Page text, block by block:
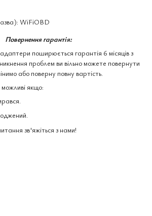
WiFiOBD
Повернення гарантія:
поширюється гарантія 6 місяців з
проблем ви вільно можете повернути
або поверну повну вартість.
якщо:
зв'яжіться з нами!